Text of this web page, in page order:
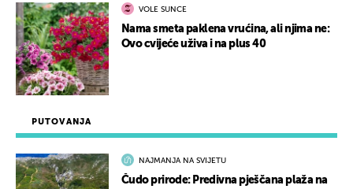
PUTOVANJA
NAJMANJA NA SVIJETU
Čudo prirode: Predivna pješčana plaža na
VOLE SUNCE
Nama smeta paklena vrućina, ali njima ne:
Ovo cvijeće uživa i na plus 40